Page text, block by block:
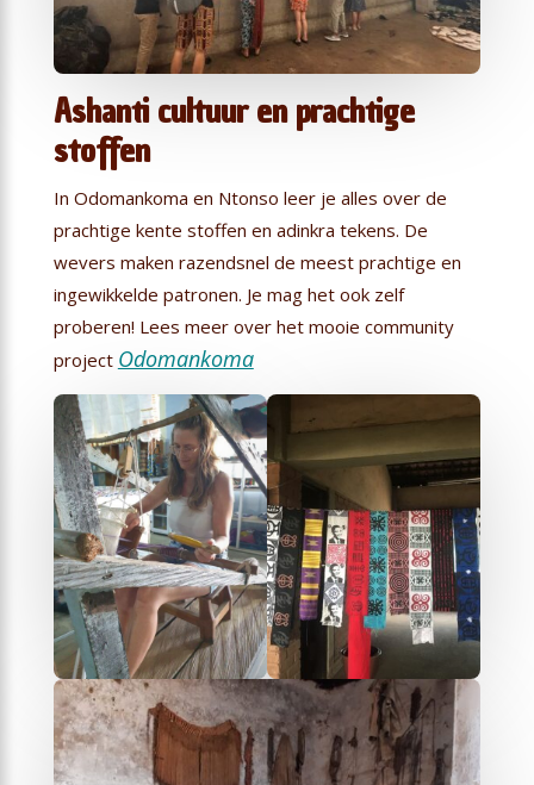
Ashanti cultuur en prachtige
stoffen
In Odomankoma en Ntonso leer je alles over de
prachtige kente stoffen en adinkra tekens. De
wevers maken razendsnel de meest prachtige en
ingewikkelde patronen. Je mag het ook zelf
proberen! Lees meer over het mooie community
project Odomankoma